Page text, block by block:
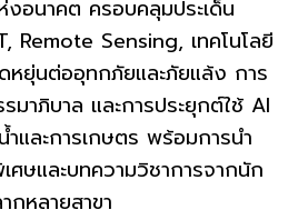
งอนาคต ครอบคลุมประเด็น
Remote Sensing, เทคโนโลยี
หยุ่นต่ออุทกภัยและภัยแล้ง การ
มาภิบาล และการประยุกต์ใช้ AI
และการเกษตร พร้อมการนำ
ศษและบทความวิชาการจากนัก
กหลายสาขา